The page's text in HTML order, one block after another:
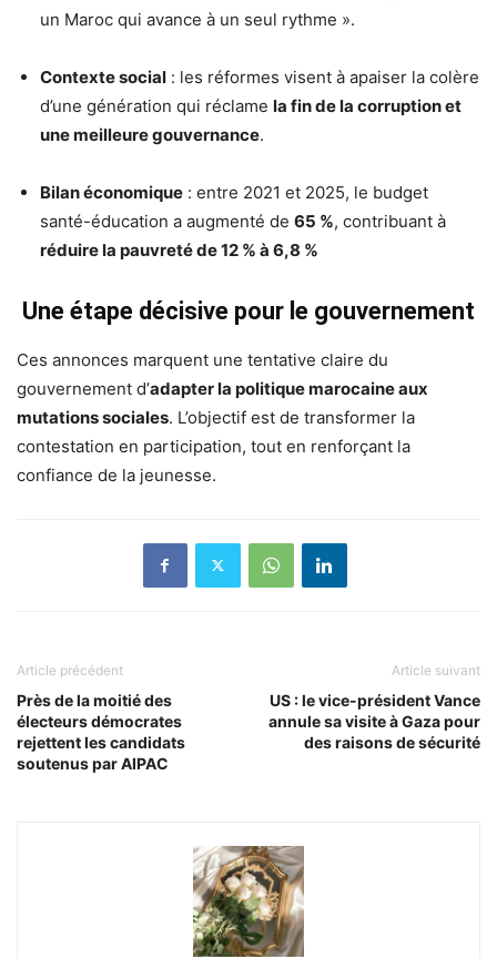
un Maroc qui avance à un seul rythme ».
Contexte social : les réformes visent à apaiser la colère
d’une génération qui réclame la fin de la corruption et
une meilleure gouvernance.
Bilan économique : entre 2021 et 2025, le budget
santé-éducation a augmenté de 65 %, contribuant à
réduire la pauvreté de 12 % à 6,8 %
Une étape décisive pour le gouvernement
Ces annonces marquent une tentative claire du
gouvernement d’adapter la politique marocaine aux
mutations sociales. L’objectif est de transformer la
contestation en participation, tout en renforçant la
confiance de la jeunesse.
Article précédent
Près de la moitié des
électeurs démocrates
rejettent les candidats
soutenus par AIPAC
Article suivant
US : le vice-président Vance
annule sa visite à Gaza pour
des raisons de sécurité